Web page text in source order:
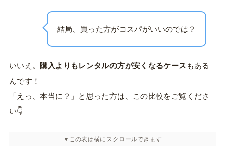
結局、買った方がコスパがいいのでは？
いいえ。 購入よりもレンタルの方が安くなるケース もある
んです！
「えっ、本当に？」と思った方は、この比較をご覧くださ
い👇